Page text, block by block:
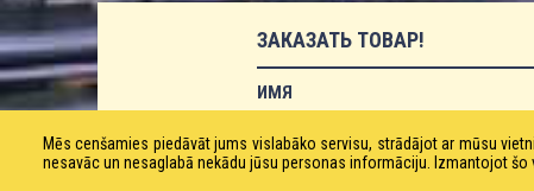
ЗАКАЗАТЬ ТОВАР!
ИМЯ
ЕМАЙЛ
Mēs cenšamies piedāvāt jums vislabāko servisu, strādājot ar mūsu
nesavāc un nesaglabā nekādu jūsu personas informāciju. Izmantojot